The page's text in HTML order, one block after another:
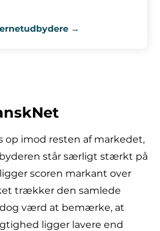
→
op imod resten af markedet,
står særligt stærkt på
scoren markant over
trækker den samlede
værd at bemærke, at
ligger lavere end